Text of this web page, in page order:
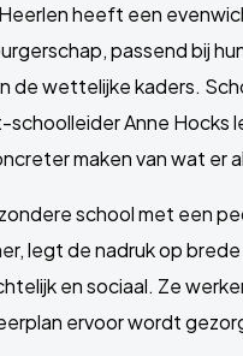
heeft een
passend bij
de wettelijke kaders.
Anne Hocks
maken van wat er
school met een
legt de nadruk op
en sociaal. Ze
ervoor wordt